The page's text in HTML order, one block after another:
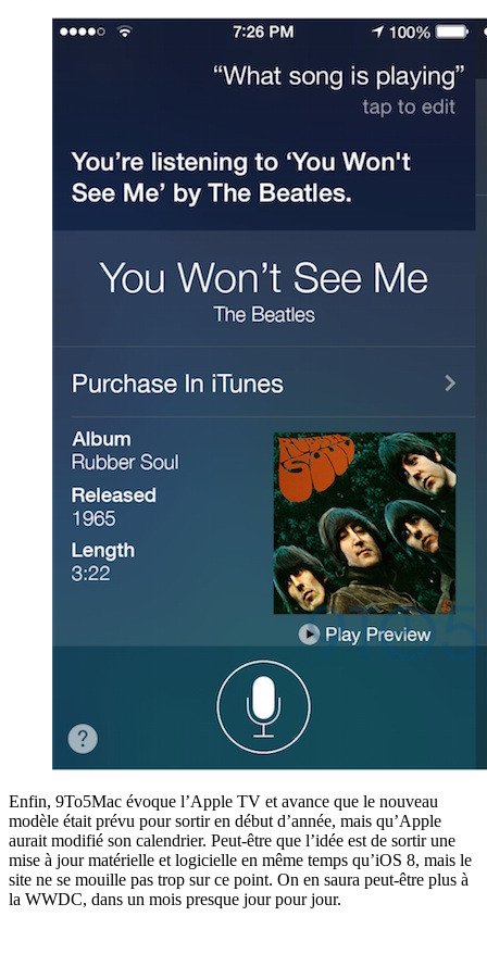
Enfin, 9To5Mac évoque l’Apple TV et avance que le nouveau
modèle était prévu pour sortir en début d’année, mais qu’Apple
aurait modifié son calendrier. Peut-être que l’idée est de sortir une
mise à jour matérielle et logicielle en même temps qu’iOS 8, mais le
site ne se mouille pas trop sur ce point. On en saura peut-être plus à
la WWDC, dans un mois presque jour pour jour.